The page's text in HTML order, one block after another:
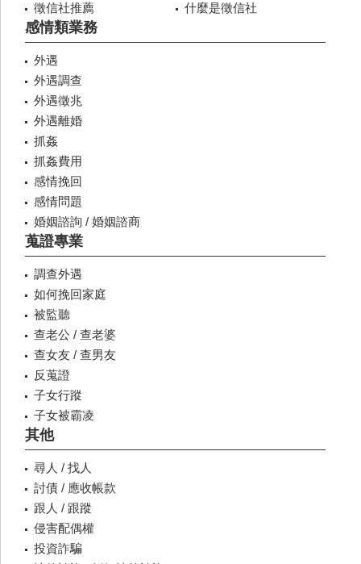
徵信社推薦
什麼是徵信社
感情類業務
外遇
外遇調查
外遇徵兆
外遇離婚
抓姦
抓姦費用
感情挽回
感情問題
婚姻諮詢 / 婚姻諮商
蒐證專業
調查外遇
如何挽回家庭
被監聽
查老公 / 查老婆
查女友 / 查男友
反蒐證
子女行蹤
子女被霸凌
其他
尋人 / 找人
討債 / 應收帳款
跟人 / 跟蹤
侵害配偶權
投資詐騙